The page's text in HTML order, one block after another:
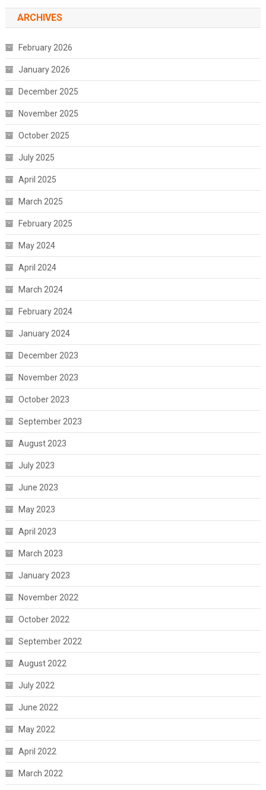
ARCHIVES
February 2026
January 2026
December 2025
November 2025
October 2025
July 2025
April 2025
March 2025
February 2025
May 2024
April 2024
March 2024
February 2024
January 2024
December 2023
November 2023
October 2023
September 2023
August 2023
July 2023
June 2023
May 2023
April 2023
March 2023
January 2023
November 2022
October 2022
September 2022
August 2022
July 2022
June 2022
May 2022
April 2022
March 2022